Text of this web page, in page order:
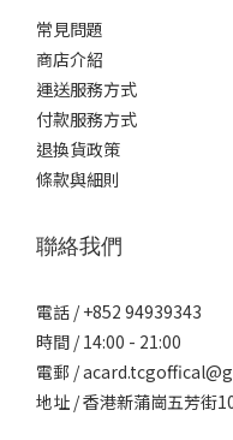
常見問題
商店介紹
運送服務方式
付款服務方式
退換貨政策
條款與細則
聯絡我們
電話 / +852 94939343
時間 / 14:00 - 21:00
電郵 /
地址 / 香港新蒲崗五芳街